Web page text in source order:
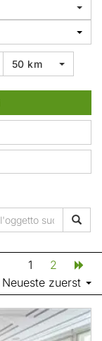
50 km
1
2
Neueste zuerst